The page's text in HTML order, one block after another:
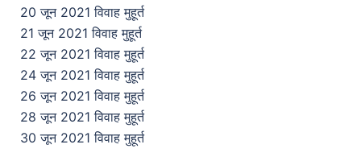
20 जून 2021 विवाह मुहूर्त
21 जून 2021 विवाह मुहूर्त
22 जून 2021 विवाह मुहूर्त
24 जून 2021 विवाह मुहूर्त
26 जून 2021 विवाह मुहूर्त
28 जून 2021 विवाह मुहूर्त
30 जून 2021 विवाह मुहूर्त